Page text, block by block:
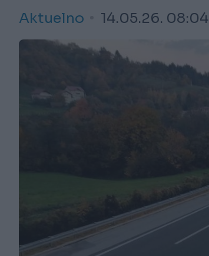
Aktuelno 14.05.26. 08:04